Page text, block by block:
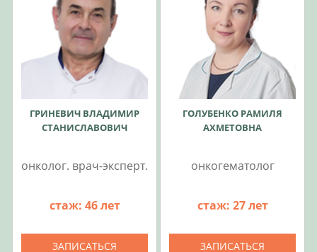
ГРИНЕВИЧ ВЛАДИМИР
СТАНИСЛАВОВИЧ
онколог. врач-эксперт.
стаж: 46 лет
ЗАПИСАТЬСЯ
ГОЛУБЕНКО РАМИЛЯ
АХМЕТОВНА
онкогематолог
стаж: 27 лет
ЗАПИСАТЬСЯ